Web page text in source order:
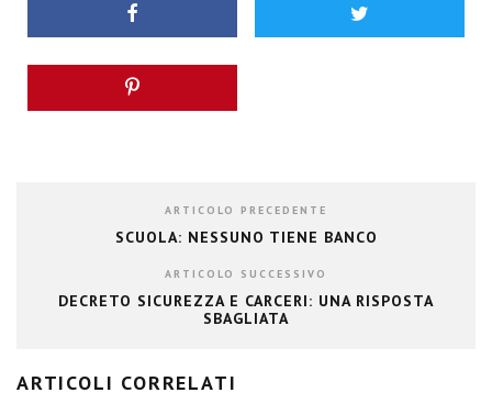
ARTICOLO PRECEDENTE
SCUOLA: NESSUNO TIENE BANCO
ARTICOLO SUCCESSIVO
DECRETO SICUREZZA E CARCERI: UNA RISPOSTA
SBAGLIATA
ARTICOLI CORRELATI